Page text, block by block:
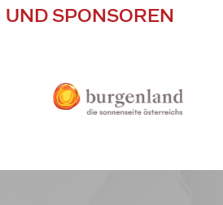
SPONSOREN